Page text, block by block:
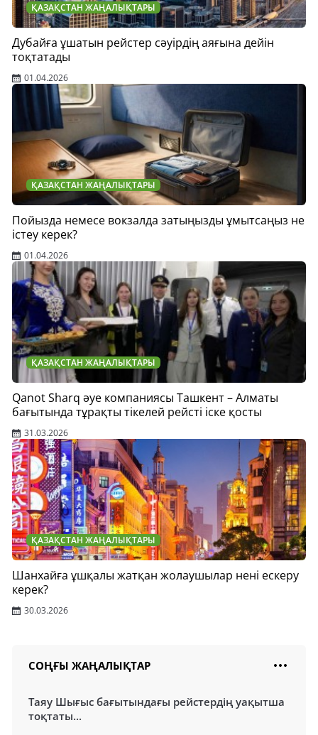
ҚАЗАҚСТАН ЖАҢАЛЫҚТАРЫ
Дубайға ұшатын рейстер сәуірдің аяғына дейін
тоқтатады
01.04.2026
ҚАЗАҚСТАН ЖАҢАЛЫҚТАРЫ
Пойызда немесе вокзалда затыңызды ұмытсаңыз не
істеу керек?
01.04.2026
ҚАЗАҚСТАН ЖАҢАЛЫҚТАРЫ
Qanot Sharq әуе компаниясы Ташкент – Алматы
бағытында тұрақты тікелей рейсті іске қосты
31.03.2026
ҚАЗАҚСТАН ЖАҢАЛЫҚТАРЫ
Шанхайға ұшқалы жатқан жолаушылар нені ескеру
керек?
30.03.2026
СОҢҒЫ ЖАҢАЛЫҚТАР
Таяу Шығыс бағытындағы рейстердің уақытша
тоқтаты...